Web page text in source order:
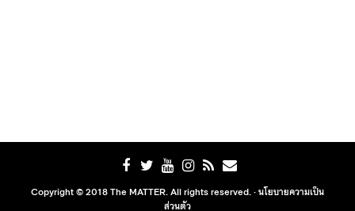
Copyright © 2018 The MATTER. All rights reserved. ·นโยบายความเป็น
ส่วนตัว